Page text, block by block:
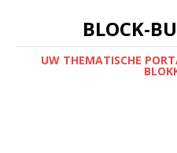
BLOCK-
UW THEMATISCHE